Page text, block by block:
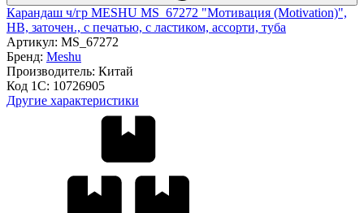
Карандаш ч/гр MESHU MS_67272 "Мотивация (Motivation)",
HB, заточен., с печатью, с ластиком, ассорти, туба
Артикул: MS_67272
Бренд: Meshu
Производитель: Китай
Код 1С: 10726905
Другие характеристики